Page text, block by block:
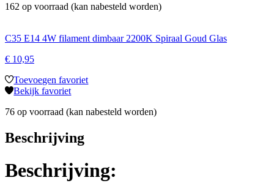
162 op voorraad (kan nabesteld worden)
C35 E14 4W filament dimbaar 2200K Spiraal Goud Glas
€ 10,95
Toevoegen favoriet
Bekijk favoriet
76 op voorraad (kan nabesteld worden)
Beschrijving
Beschrijving: